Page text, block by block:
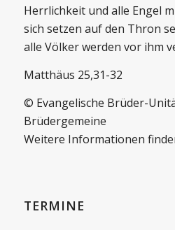
Herrlichkeit und alle Engel
sich setzen auf den Thron
alle Völker werden vor ihm
Matthäus 25,31-32
© Evangelische Brüder-
Brüdergemeine
Weitere Informationen
TERMINE